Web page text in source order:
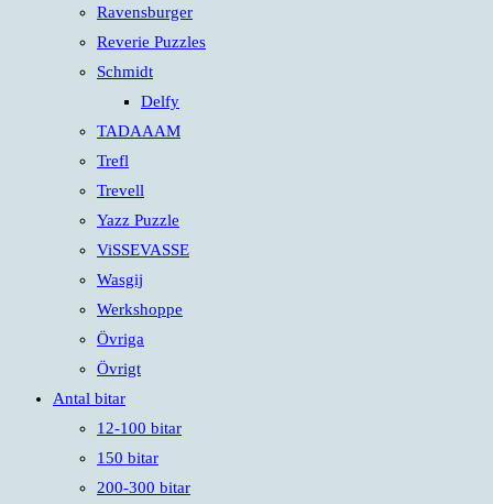
Ravensburger
Reverie Puzzles
Schmidt
Delfy
TADAAAM
Trefl
Trevell
Yazz Puzzle
ViSSEVASSE
Wasgij
Werkshoppe
Övriga
Övrigt
Antal bitar
12-100 bitar
150 bitar
200-300 bitar